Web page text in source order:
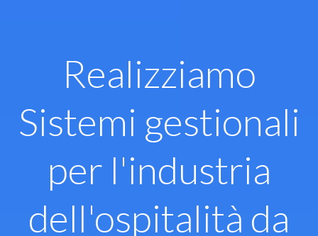
Realizziamo
Sistemi gestionali
per l'industria
dell'ospitalità da